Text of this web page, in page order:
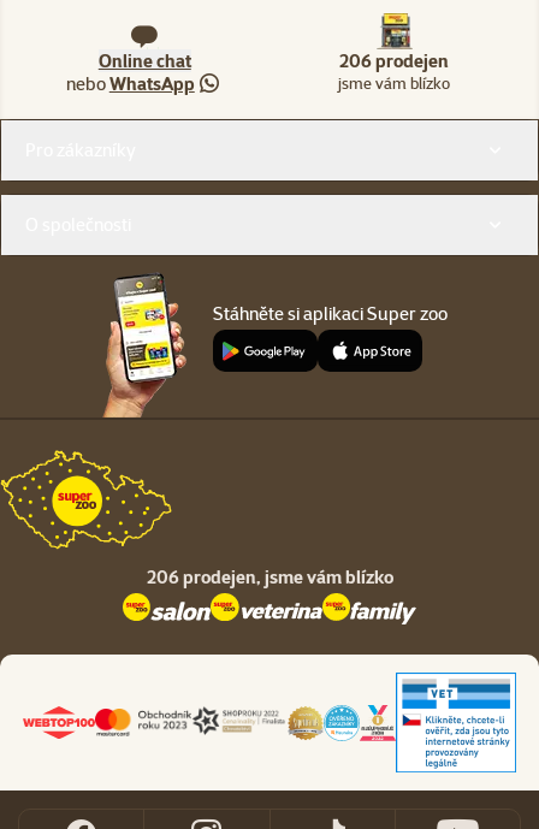
Online chat
neboWhatsApp
206 prodejen
jsme vám blízko
Stáhněte si aplikaci Super zoo
206 prodejen, jsme vám blízko